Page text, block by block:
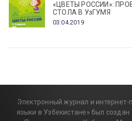
«ЦВЕТЫ РОССИИ»:
СТОЛА В УзГУМЯ
03.04.2019
Электронный журнал и интернет-
языки в Узбекистане» был создан